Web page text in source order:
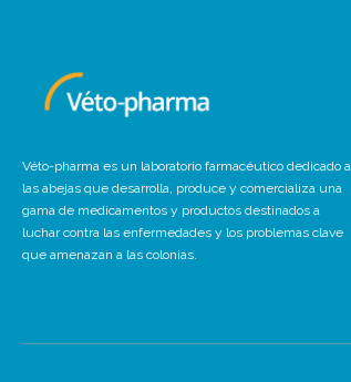
Véto-pharma es un laboratorio farmacéutico dedicado a
las abejas que desarrolla, produce y comercializa una
gama de medicamentos y productos destinados a
luchar contra las enfermedades y los problemas clave
que amenazan a las colonias.